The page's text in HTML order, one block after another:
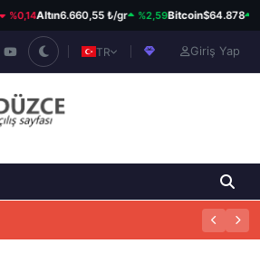
%0,14Altın6.660,55 ₺/gr %2,59Bitcoin$64.878
TR Giriş Yap